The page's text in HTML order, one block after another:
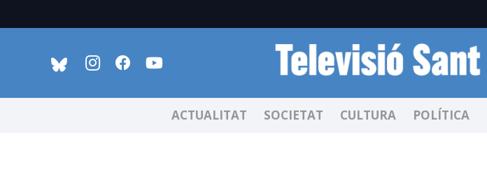
ACTUALITAT SOCIETAT CULTURA POLÍTICA